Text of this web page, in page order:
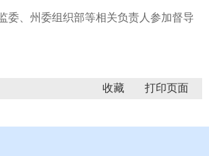
委、州委组织部等相关负责人参加督导
收藏